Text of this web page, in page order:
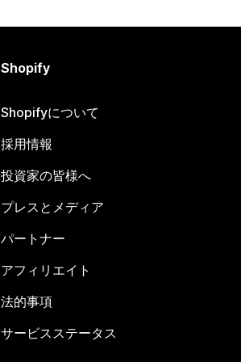
Shopify
Shopifyについて
採用情報
投資家の皆様へ
プレスとメディア
パートナー
アフィリエイト
法的事項
サービスステータス